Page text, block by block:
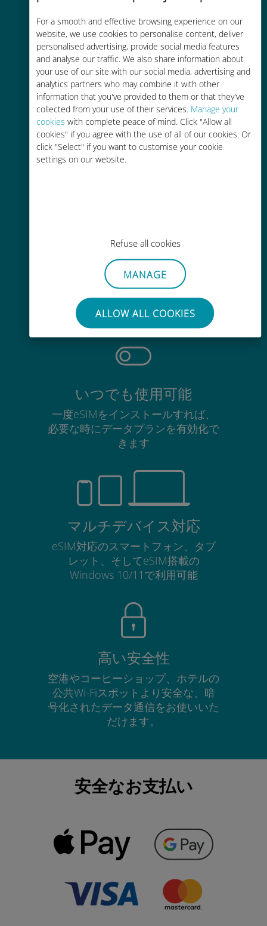
For a smooth and effective browsing experience on our
website, we use cookies to personalise content, deliver
personalised advertising, provide social media features
and analyse our traffic. We also share information about
your use of our site with our social media, advertising and
analytics partners who may combine it with other
information that you've provided to them or that they've
collected from your use of their services. Manage your
cookies with complete peace of mind. Click "Allow all
cookies" if you agree with the use of all of our cookies. Or
click "Select" if you want to customise your cookie
settings on our website.
Refuse all cookies
MANAGE
ALLOW ALL COOKIES
お客様が普段お使いのキャリアでロ
ーミングサービスを使った場合に比
べて最大で90％の節約が可能です。
かんたん追加購入
Wi-Fiやデータ残量がなくても、
手間いらず
使用中のSIMカードを抜き差しする
必要はありません
いつでも使用可能
一度eSIMをインストールすれば、
必要な時にデータプランを有効化で
きます
マルチデバイス対応
eSIM対応のスマートフォン、タブ
レット、そしてeSIM搭載の
Windows 10/11で利用可能
高い安全性
空港やコーヒーショップ、ホテルの
公共Wi-Fiスポットより安全な、暗
号化されたデータ通信をお使いいた
だけます。
安全なお支払い